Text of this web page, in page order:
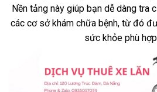
Nền tảng này giúp bạn dễ dàng tra
các cơ sở khám chữa bệnh, từ đó
sức khỏe phù